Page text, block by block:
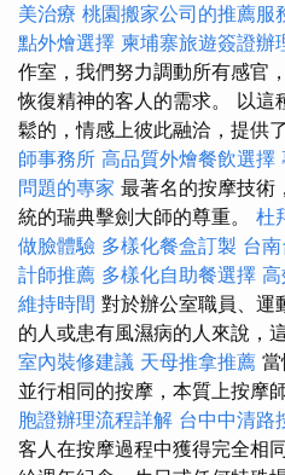
美治療 桃園搬家公司的推薦服
點外燴選擇 柬埔寨旅遊簽證辦
作室，我們努力調動所有感官
恢復精神的客人的需求。 以這
鬆的，情感上彼此融洽，提供
師事務所 高品質外燴餐飲選擇
問題的專家 最著名的按摩技術
統的瑞典擊劍大師的尊重。 杜
做臉體驗 多樣化餐盒訂製 台
計師推薦 多樣化自助餐選擇
維持時間 對於辦公室職員、運
的人或患有風濕病的人來說，
室內裝修建議 天母推拿推薦
並行相同的按摩，本質上按摩
胞證辦理流程詳解 台中中清路
客人在按摩過程中獲得完全相